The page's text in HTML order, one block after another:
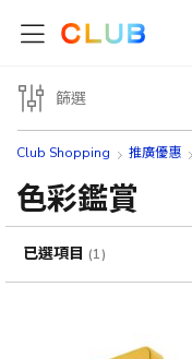
Club Shopping 推廣優惠
色彩鑑賞
篩選
已選項目